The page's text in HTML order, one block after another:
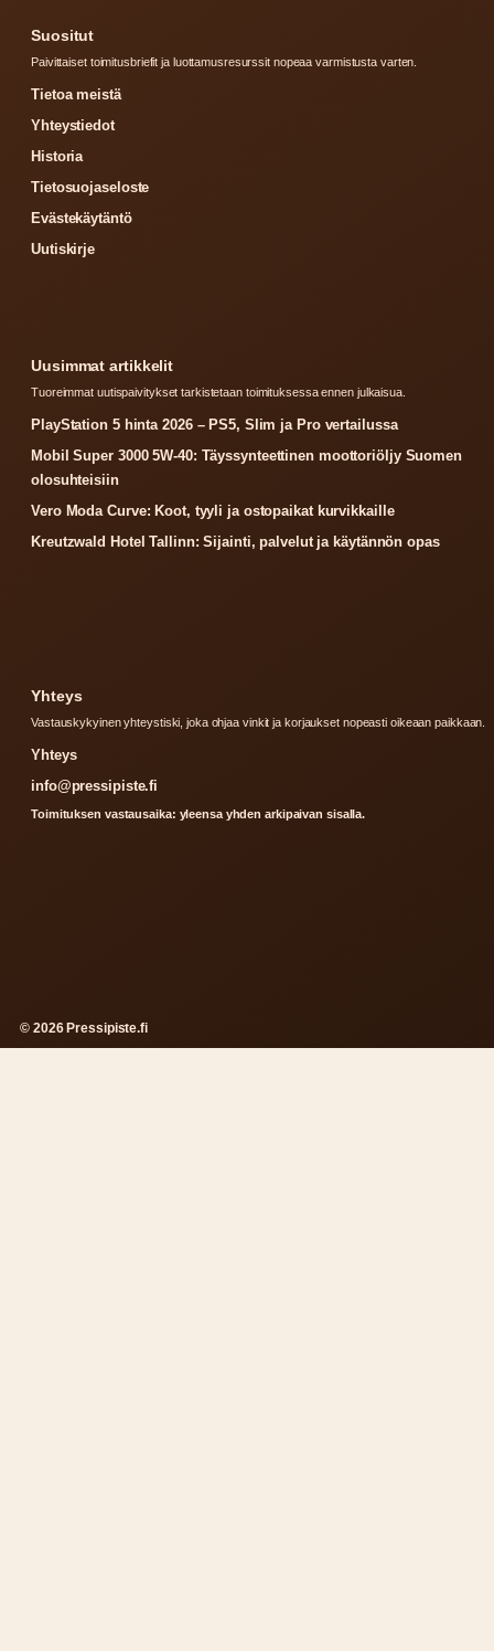
Suositut
Paivittaiset toimitusbriefit ja luottamusresurssit nopeaa varmistusta varten.
Tietoa meistä
Yhteystiedot
Historia
Tietosuojaseloste
Evästekäytäntö
Uutiskirje
Uusimmat artikkelit
Tuoreimmat uutispaivitykset tarkistetaan toimituksessa ennen julkaisua.
PlayStation 5 hinta 2026 – PS5, Slim ja Pro vertailussa
Mobil Super 3000 5W-40: Täyssynteettinen moottoriöljy Suomen
olosuhteisiin
Vero Moda Curve: Koot, tyyli ja ostopaikat kurvikkaille
Kreutzwald Hotel Tallinn: Sijainti, palvelut ja käytännön opas
Yhteys
Vastauskykyinen yhteystiski, joka ohjaa vinkit ja korjaukset nopeasti oikeaan paikkaan.
Yhteys
info@pressipiste.fi
Toimituksen vastausaika: yleensa yhden arkipaivan sisalla.
© 2026 Pressipiste.fi